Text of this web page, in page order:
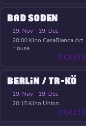
BAD SODEN
19. Nov - 19. Dec
20:00 Kino CasaBlanca Art
House
TICKETS
BERLIN / TR-KÖ
19. Nov - 19. Dec
20:15 Kino Union
TICKETS